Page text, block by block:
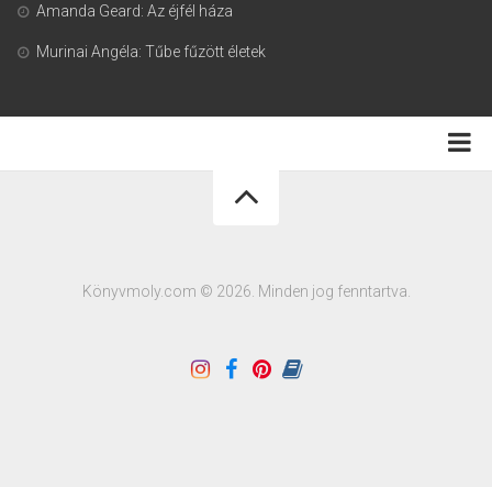
Amanda Geard: Az éjfél háza
Murinai Angéla: Tűbe fűzött életek
Könyvmoly.com © 2026. Minden jog fenntartva.